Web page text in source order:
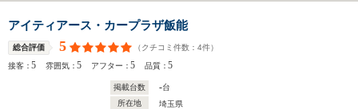
アイティアース・カープラザ飯能
総合評価 5 （クチコミ件数： 4件）
接客：5 雰囲気：5 アフター：5 品質：5
掲載台数 -台
所在地
埼玉県